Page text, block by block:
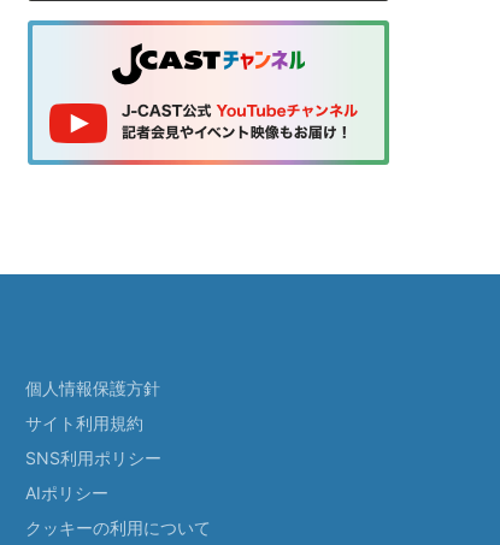
個人情報保護方針
サイト利用規約
SNS利用ポリシー
AIポリシー
クッキーの利用について